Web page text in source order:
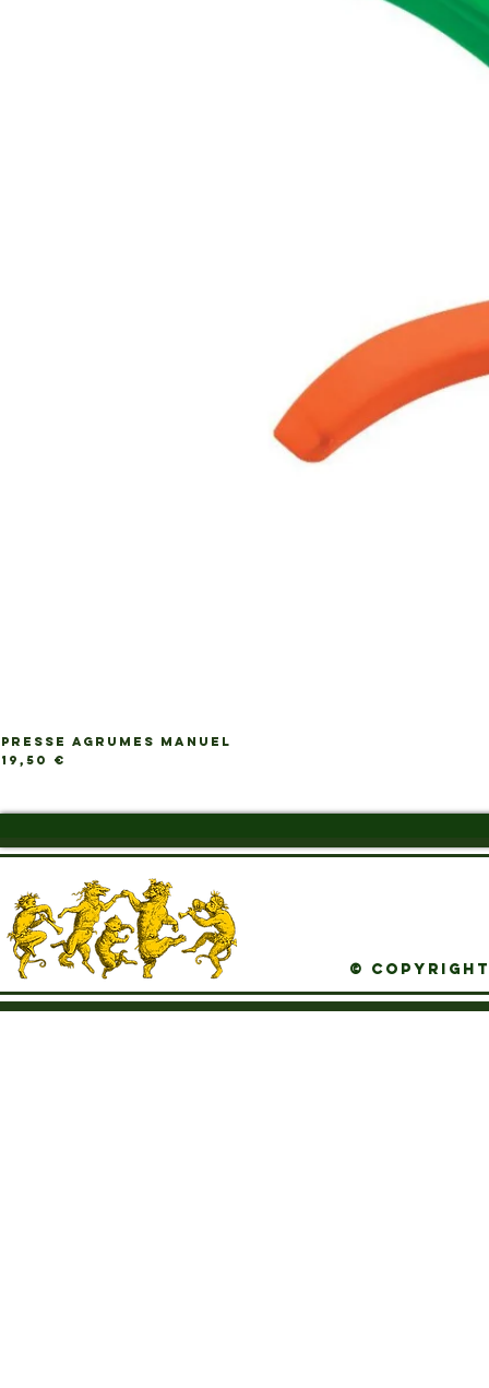
PRESSE AGRUMES MANUEL
Prix
19,50 €
© Copyright